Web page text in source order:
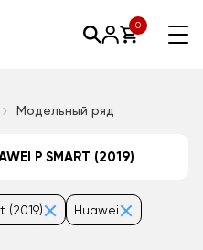
0
Модельный ряд
P SMART (2019)
(2019) Huawei